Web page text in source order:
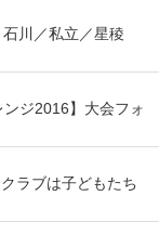
石川／私立／星稜
ンジ2016】大会フォ
ラブは子どもたち